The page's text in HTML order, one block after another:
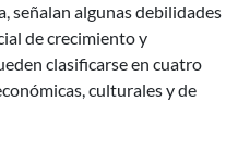
señalan algunas debilidades
de crecimiento y
clasificarse en cuatro
culturales y de